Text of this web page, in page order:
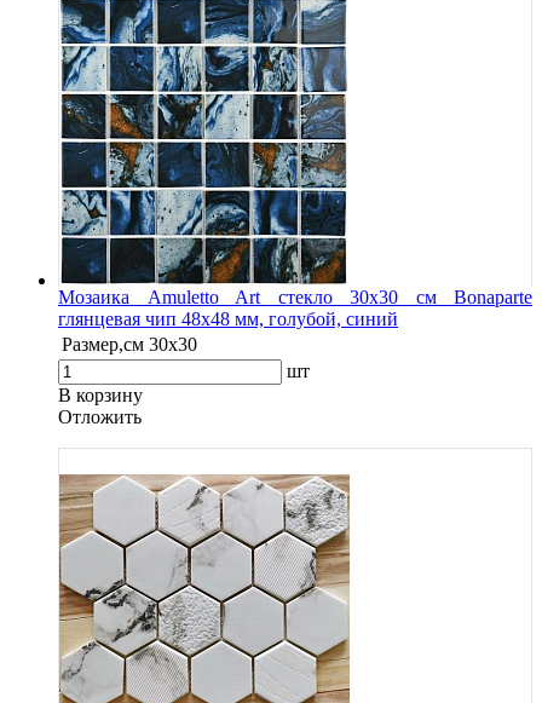
Мозаика Amuletto Art стекло 30х30 см Bonaparte
глянцевая чип 48х48 мм, голубой, синий
Размер,см 30х30
шт
В корзину
Oтложить